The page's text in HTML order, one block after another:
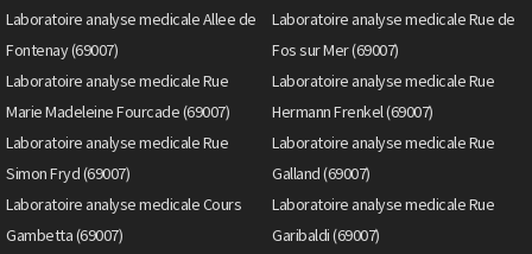
Laboratoire analyse medicale Allee de
Fontenay (69007)
Laboratoire analyse medicale Rue de
Fos sur Mer (69007)
Laboratoire analyse medicale Rue
Marie Madeleine Fourcade (69007)
Laboratoire analyse medicale Rue
Hermann Frenkel (69007)
Laboratoire analyse medicale Rue
Simon Fryd (69007)
Laboratoire analyse medicale Rue
Galland (69007)
Laboratoire analyse medicale Cours
Gambetta (69007)
Laboratoire analyse medicale Rue
Garibaldi (69007)